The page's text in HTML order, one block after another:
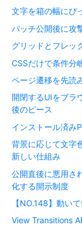
文字を箱の幅にぴ
パッチ公開後に攻
グリッドとフレッ
CSSだけで条件分
ページ遷移を先読
開閉するUIをブラ
後のピース
インストール済み
背景に応じて文字
新しい仕組み
公開直後に悪用さ
化する開示制度
【NO.148】動い
View Transitions